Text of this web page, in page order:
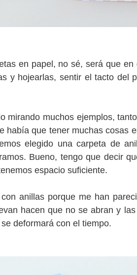
en papel, no sé, será que
y hojearlas, sentir el tacto del
mirando muchos ejemplos,
había que tener muchas cosas
elegido una carpeta de
Bueno, tengo que decir
espacio suficiente.
anillas porque me han
hacen que no se abran y
deformará con el tiempo.